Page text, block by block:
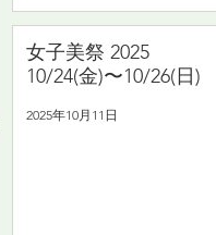
女子美祭 2025
10/24(金)〜10/26(日)
2025年10月11日